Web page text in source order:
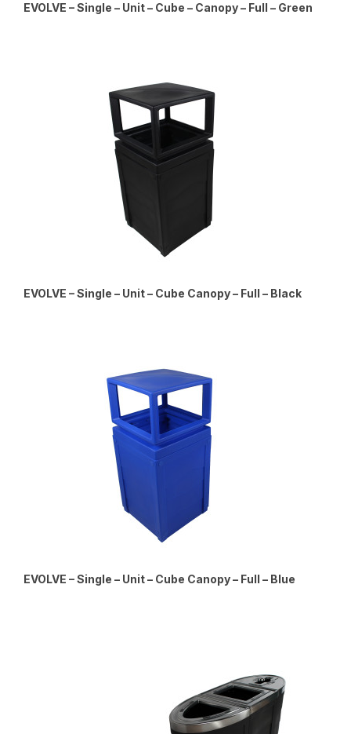
EVOLVE – Single – Unit – Cube – Canopy – Full – Green
EVOLVE – Single – Unit – Cube Canopy – Full – Black
EVOLVE – Single – Unit – Cube Canopy – Full – Blue